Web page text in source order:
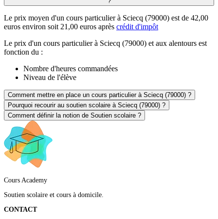
Le prix moyen d'un cours particulier à Sciecq (79000) est de 42,00
euros environ soit 21,00 euros après crédit d'impôt
Le prix d'un cours particulier à Sciecq (79000) et aux alentours est
fonction du :
Nombre d'heures commandées
Niveau de l'élève
Comment mettre en place un cours particulier à Sciecq (79000) ?
Pourquoi recourir au soutien scolaire à Sciecq (79000) ?
Comment définir la notion de Soutien scolaire ?
Cours Academy
Soutien scolaire et cours à domicile.
CONTACT